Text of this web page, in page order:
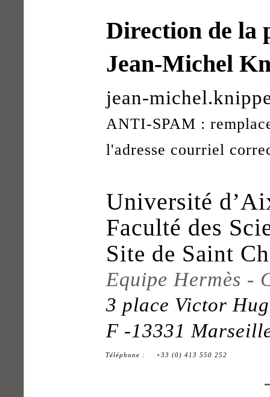
Direction de la
Jean-Michel
jean-
ANTI-SPAM :
l'adresse courriel
Université
Faculté des
Site de Saint
Equipe Hermès -
3 place Victor
F -13331
Téléphone : +33 (0) 413 550 252